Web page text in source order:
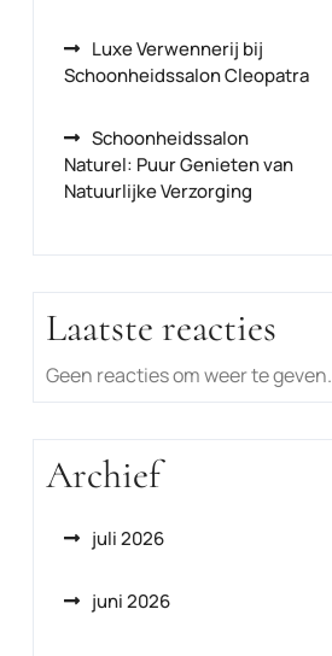
Luxe Verwennerij bij
Schoonheidssalon Cleopatra
Schoonheidssalon
Naturel: Puur Genieten van
Natuurlijke Verzorging
Laatste reacties
Geen reacties om weer te geven.
Archief
juli 2026
juni 2026